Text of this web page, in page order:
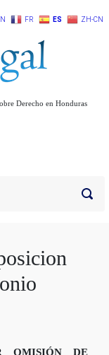
Derecho en Honduras
OMISIÓN DE
FR ES ZH-CN